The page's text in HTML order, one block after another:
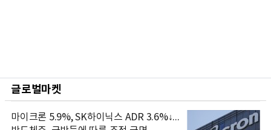
글로벌마켓
마이크론 5.9%, SK하이닉스 ADR 3.6%↓...